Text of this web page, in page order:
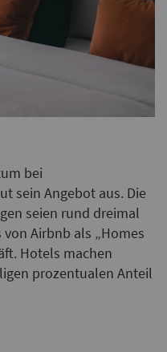
bei
sein Angebot aus. Die
seien rund dreimal
Airbnb als „Homes
Hotels machen
prozentualen Anteil